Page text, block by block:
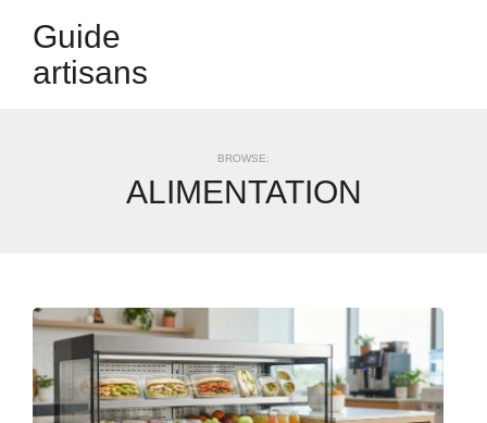
Guide
artisans
BROWSE:
ALIMENTATION